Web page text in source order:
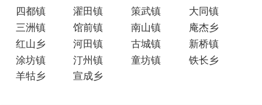
四都镇 濯田镇 策武镇
大同镇
三洲镇
馆前镇 南山镇
庵杰乡
红山乡
河田镇 古城镇
新桥镇
涂坊镇
汀州镇 童坊镇
铁长乡
羊牯乡
宣成乡